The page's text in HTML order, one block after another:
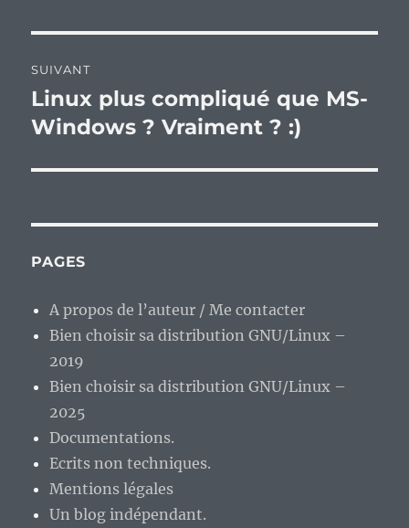
SUIVANT
Publication
suivante :
Linux plus compliqué que MS-
Windows ? Vraiment ? :)
PAGES
A propos de l’auteur / Me contacter
Bien choisir sa distribution GNU/Linux –
2019
Bien choisir sa distribution GNU/Linux –
2025
Documentations.
Ecrits non techniques.
Mentions légales
Un blog indépendant.